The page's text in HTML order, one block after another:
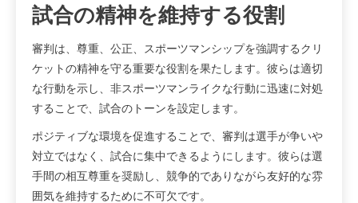
試合の精神を維持する役割
審判は、尊重、公正、スポーツマンシップを強調するクリ
ケットの精神を守る重要な役割を果たします。彼らは適切
な行動を示し、非スポーツマンライクな行動に迅速に対処
することで、試合のトーンを設定します。
ポジティブな環境を促進することで、審判は選手が争いや
対立ではなく、試合に集中できるようにします。彼らは選
手間の相互尊重を奨励し、競争的でありながら友好的な雰
囲気を維持するために不可欠です。